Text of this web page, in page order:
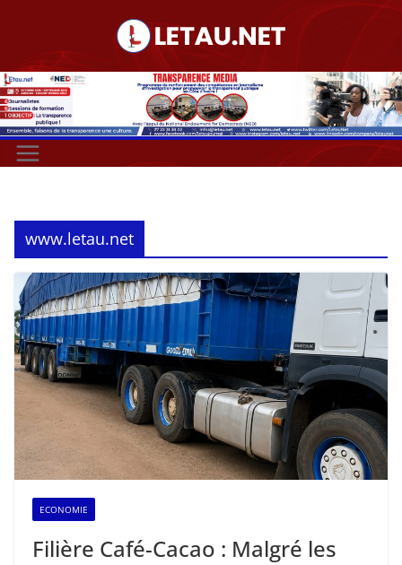
contenu
www.letau.net
ECONOMIE
Filière Café-Cacao : Malgré les